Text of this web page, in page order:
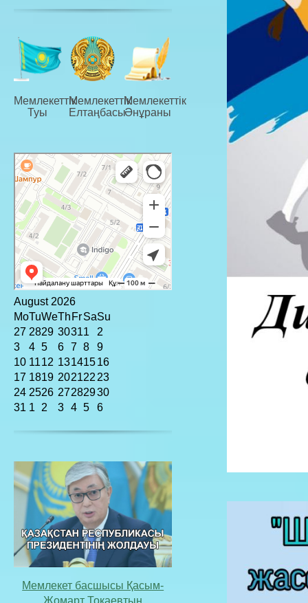
Мемлекеттiк
Туы
Мемлекеттiк
Елтаңбасы
Мемлекеттiк
Әнұраны
August 2026
MoTuWeTh FrSaSu
27 2829 30311
2
3
4 5 6 7 8
9
10 1112 13141516
17 1819 202122 23
24 2526 27282930
31 1 2 3 4 5 6
Мемлекет басшысы Қасым-
Жомарт Тоқаевтың